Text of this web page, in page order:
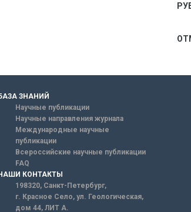
ЗНАНИЙ
Научные публикации
Научные направления журнала
Международные научные
публикации
Всероссийские научные публикации
FAQ
КОНТАКТЫ
198320, Санкт-Петербург,
г. Красное Село, ул. Геологическая,
дом 44, ЛИТ А.